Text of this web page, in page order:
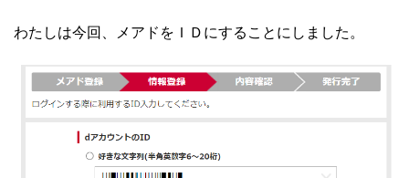
わたしは今回、メアドをＩＤにすることにしました。